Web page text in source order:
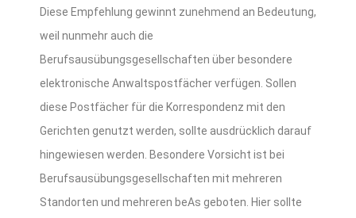
Diese Empfehlung gewinnt zunehmend an Bedeutung,
weil nunmehr auch die
Berufsausübungsgesellschaften über besondere
elektronische Anwaltspostfächer verfügen. Sollen
diese Postfächer für die Korrespondenz mit den
Gerichten genutzt werden, sollte ausdrücklich darauf
hingewiesen werden. Besondere Vorsicht ist bei
Berufsausübungsgesellschaften mit mehreren
Standorten und mehreren beAs geboten. Hier sollte